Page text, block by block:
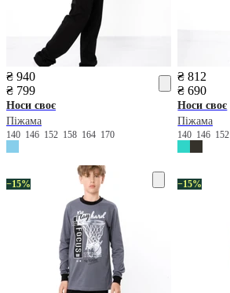
₴ 940
₴ 799
Носи своє
Піжама
140 146 152 158 164 170
₴ 812
₴ 690
Носи своє
Піжама
140 146 152
−15% −15%